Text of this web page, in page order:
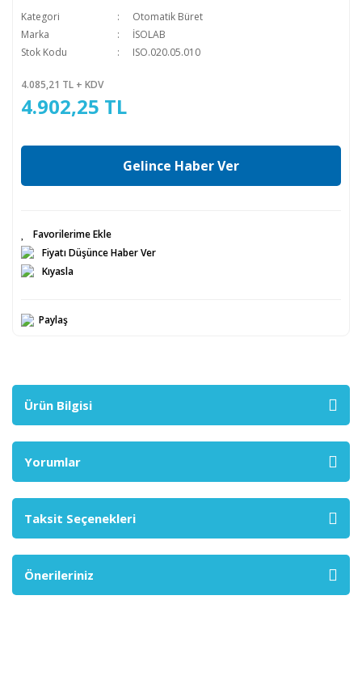
Kategori
Otomatik Büret
Marka
İSOLAB
Stok Kodu
ISO.020.05.010
4.085,21 TL + KDV
4.902,25 TL
Gelince Haber Ver
Fiyatı Düşünce Haber Ver
Kıyasla
Paylaş
Ürün Bilgisi
Yorumlar
Taksit Seçenekleri
Önerileriniz